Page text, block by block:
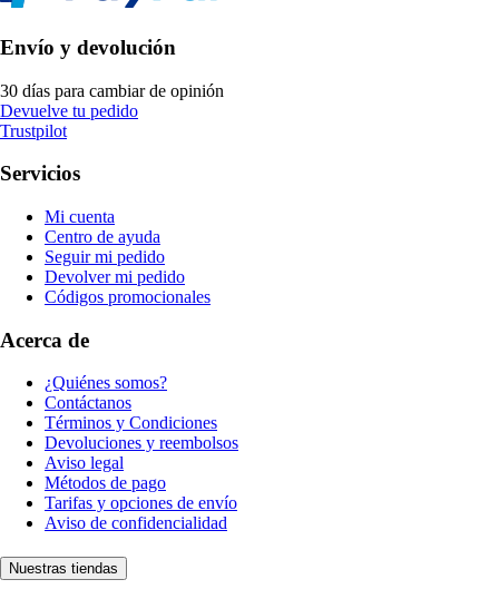
Envío y devolución
30 días para cambiar de opinión
Devuelve tu pedido
Trustpilot
Servicios
Mi cuenta
Centro de ayuda
Seguir mi pedido
Devolver mi pedido
Códigos promocionales
Acerca de
¿Quiénes somos?
Contáctanos
Términos y Condiciones
Devoluciones y reembolsos
Aviso legal
Métodos de pago
Tarifas y opciones de envío
Aviso de confidencialidad
Nuestras tiendas